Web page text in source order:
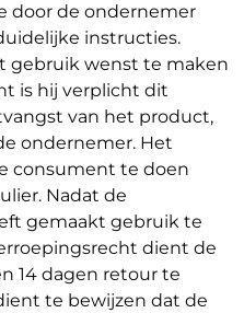
door de ondernemer
instructies.
gebruik wenst te maken
is hij verplicht dit
van het product,
ondernemer. Het
consument te doen
Nadat de
gemaakt gebruik te
dient de
14 dagen retour te
te bewijzen dat de